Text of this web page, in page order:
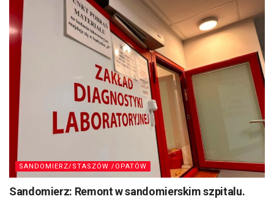
SANDOMIERZ/STASZÓW /OPATÓW
Sandomierz: Remont w sandomierskim szpitalu.